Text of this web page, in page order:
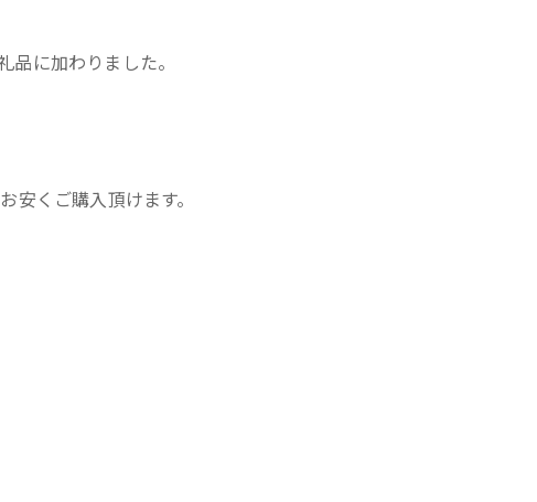
に加わりました。
安くご購入頂けます。